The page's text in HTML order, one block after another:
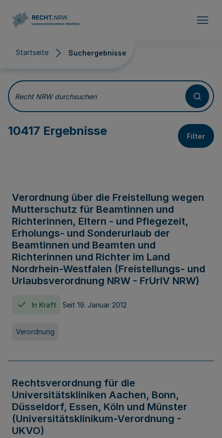
Startseite Suchergebnisse
Suchergebnisse
Recht NRW durchsuchen
10417 Ergebnisse Filter
Verordnung über die Freistellung wegen
Mutterschutz für Beamtinnen und
Richterinnen, Eltern - und Pflegezeit,
Erholungs- und Sonderurlaub der
Beamtinnen und Beamten und
Richterinnen und Richter im Land
Nordrhein-Westfalen (Freistellungs- und
Urlaubsverordnung NRW - FrUrlV NRW)
In Kraft Seit 19. Januar 2012
Verordnung
Rechtsverordnung für die
Universitätskliniken Aachen, Bonn,
Düsseldorf, Essen, Köln und Münster
(Universitätsklinikum-Verordnung -
UKVO)